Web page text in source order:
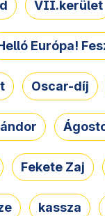
VII.kerület
Európa!
Oscar-díj
Fekete Zaj
kassza